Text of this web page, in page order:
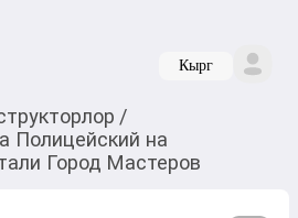
Кырг
/
Полицейский на
Город Мастеров